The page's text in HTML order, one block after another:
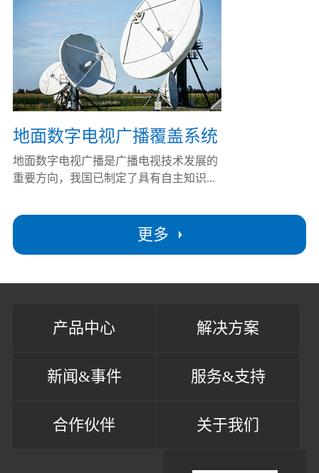
更多
地面数字电视广播覆盖系统
地面数字电视广播是广播电视技术发展的
重要方向，我国已制定了具有自主知识...
产品中心 解决方案
新闻&事件 服务&支持
合作伙伴 关于我们